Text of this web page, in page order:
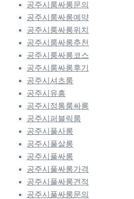
공주시룸싸롱문의
공주시룸싸롱예약
공주시룸싸롱위치
공주시룸싸롱추천
공주시룸싸롱코스
공주시룸싸롱후기
공주시셔츠룸
공주시유흥
공주시정통룸싸롱
공주시퍼블릭룸
공주시풀사롱
공주시풀살롱
공주시풀싸롱
공주시풀싸롱가격
공주시풀싸롱견적
공주시풀싸롱문의